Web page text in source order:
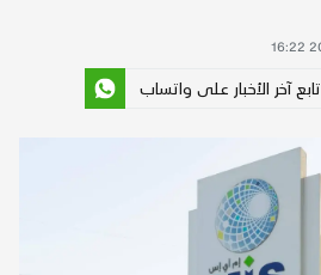
تابع آخر الأخبار على واتساب